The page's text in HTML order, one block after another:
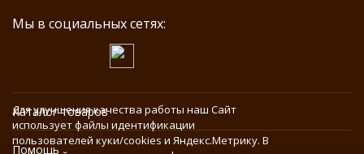
Мы в социальных сетях:
Каталог товаров
Помощь
Для улучшения качества работы наш Сайт
использует файлы идентификации
пользователей куки/cookies и Яндекс.Метрику. В